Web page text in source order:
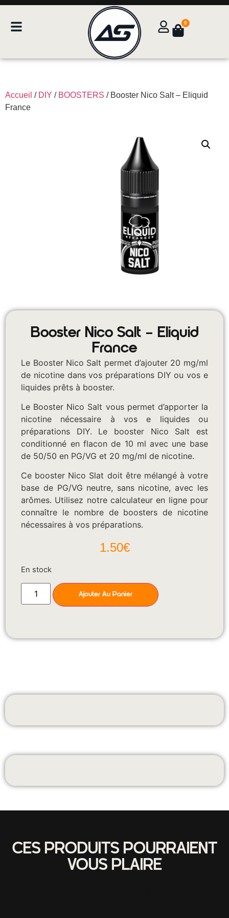
0
Accueil / DIY / BOOSTERS / Booster Nico Salt – Eliquid
France
Booster Nico Salt – Eliquid
France
Le Booster Nico Salt permet d’ajouter 20 mg/ml
de nicotine dans vos préparations DIY ou vos e
liquides prêts à booster.
Le Booster Nico Salt vous permet d’apporter la
nicotine nécessaire à vos e liquides ou
préparations DIY. Le booster Nico Salt est
conditionné en flacon de 10 ml avec une base
de 50/50 en PG/VG et 20 mg/ml de nicotine.
Ce booster Nico Slat doit être mélangé à votre
base de PG/VG neutre, sans nicotine, avec les
arômes. Utilisez notre calculateur en ligne pour
connaître le nombre de boosters de nicotine
nécessaires à vos préparations.
1.50€
En stock
Ajouter Au Panier
CES PRODUITS POURRAIENT
VOUS PLAIRE